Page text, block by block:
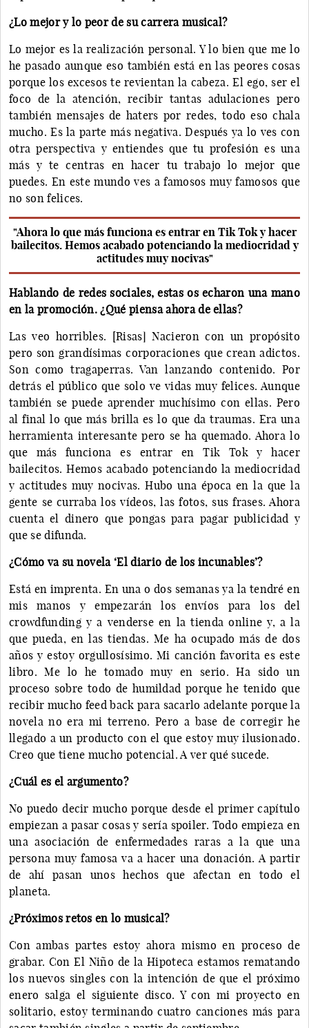
¿Lo mejor y lo peor de su carrera musical?
Lo mejor es la realización personal. Y lo bien que me lo
he pasado aunque eso también está en las peores cosas
porque los excesos te revientan la cabeza. El ego, ser el
foco de la atención, recibir tantas adulaciones pero
también mensajes de haters por redes, todo eso chala
mucho. Es la parte más negativa. Después ya lo ves con
otra perspectiva y entiendes que tu profesión es una
más y te centras en hacer tu trabajo lo mejor que
puedes. En este mundo ves a famosos muy famosos que
no son felices.
"Ahora lo que más funciona es entrar en Tik Tok y hacer
bailecitos. Hemos acabado potenciando la mediocridad y
actitudes muy nocivas"
Hablando de redes sociales, estas os echaron una mano
en la promoción. ¿Qué piensa ahora de ellas?
Las veo horribles. [Risas] Nacieron con un propósito
pero son grandísimas corporaciones que crean adictos.
Son como tragaperras. Van lanzando contenido. Por
detrás el público que solo ve vidas muy felices. Aunque
también se puede aprender muchísimo con ellas. Pero
al final lo que más brilla es lo que da traumas. Era una
herramienta interesante pero se ha quemado. Ahora lo
que más funciona es entrar en Tik Tok y hacer
bailecitos. Hemos acabado potenciando la mediocridad
y actitudes muy nocivas. Hubo una época en la que la
gente se curraba los vídeos, las fotos, sus frases. Ahora
cuenta el dinero que pongas para pagar publicidad y
que se difunda.
¿Cómo va su novela ‘El diario de los incunables’?
Está en imprenta. En una o dos semanas ya la tendré en
mis manos y empezarán los envíos para los del
crowdfunding y a venderse en la tienda online y, a la
que pueda, en las tiendas. Me ha ocupado más de dos
años y estoy orgullosísimo. Mi canción favorita es este
libro. Me lo he tomado muy en serio. Ha sido un
proceso sobre todo de humildad porque he tenido que
recibir mucho feed back para sacarlo adelante porque la
novela no era mi terreno. Pero a base de corregir he
llegado a un producto con el que estoy muy ilusionado.
Creo que tiene mucho potencial. A ver qué sucede.
¿Cuál es el argumento?
No puedo decir mucho porque desde el primer capítulo
empiezan a pasar cosas y sería spoiler. Todo empieza en
una asociación de enfermedades raras a la que una
persona muy famosa va a hacer una donación. A partir
de ahí pasan unos hechos que afectan en todo el
planeta.
¿Próximos retos en lo musical?
Con ambas partes estoy ahora mismo en proceso de
grabar. Con El Niño de la Hipoteca estamos rematando
los nuevos singles con la intención de que el próximo
enero salga el siguiente disco. Y con mi proyecto en
solitario, estoy terminando cuatro canciones más para